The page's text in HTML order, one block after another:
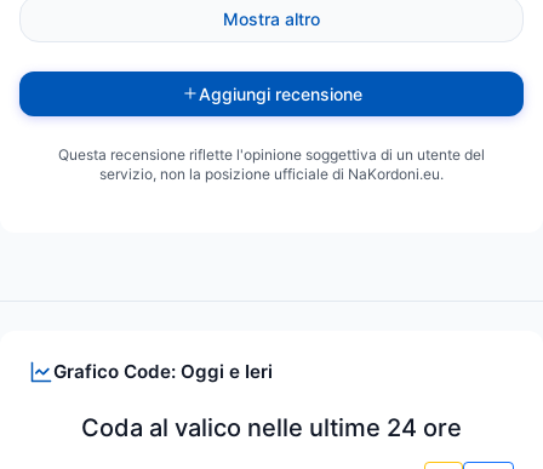
Grafico Code: Oggi e Ieri
Coda al valico nelle ultime 24 ore
Mostra altro
Aggiungi recensione
Questa recensione riflette l'opinione soggettiva di un utente del
servizio, non la posizione ufficiale di NaKordoni.eu.